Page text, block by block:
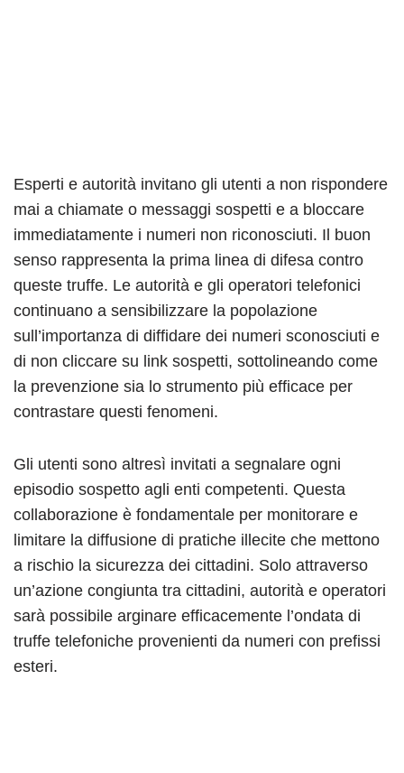
Esperti e autorità invitano gli utenti a non rispondere
mai a chiamate o messaggi sospetti e a bloccare
immediatamente i numeri non riconosciuti. Il buon
senso rappresenta la prima linea di difesa contro
queste truffe. Le autorità e gli operatori telefonici
continuano a sensibilizzare la popolazione
sull’importanza di diffidare dei numeri sconosciuti e
di non cliccare su link sospetti, sottolineando come
la prevenzione sia lo strumento più efficace per
contrastare questi fenomeni.
Gli utenti sono altresì invitati a segnalare ogni
episodio sospetto agli enti competenti. Questa
collaborazione è fondamentale per monitorare e
limitare la diffusione di pratiche illecite che mettono
a rischio la sicurezza dei cittadini. Solo attraverso
un’azione congiunta tra cittadini, autorità e operatori
sarà possibile arginare efficacemente l’ondata di
truffe telefoniche provenienti da numeri con prefissi
esteri.